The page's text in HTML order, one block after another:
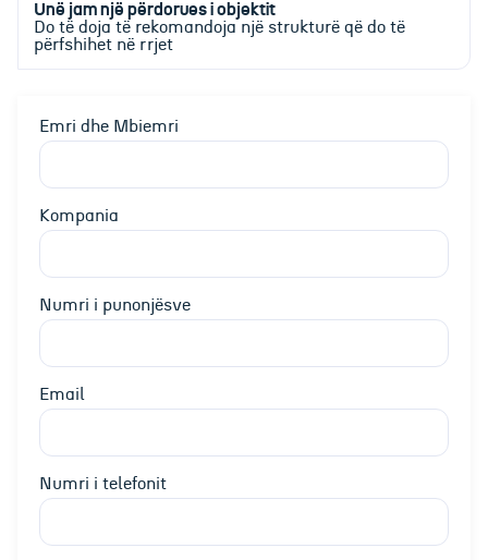
Unë jam një përdorues i objektit
Do të doja të rekomandoja një strukturë që do të
përfshihet në rrjet
Emri dhe Mbiemri
Kompania
Numri i punonjësve
Email
Numri i telefonit